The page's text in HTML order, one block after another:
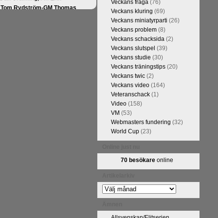
Rydström-GM Thomas
Veckans fråga(76)
Veckans kluring (69)
Veckans miniatyrparti (26)
Veckans problem(8)
Veckans schacksida(2)
Veckans slutspel (39)
Veckans studie (30)
Veckans träningstips(20)
Veckans twic(2)
Veckans video(164)
Veteranschack(1)
Video(158)
VM (53)
Webmasters fundering (32)
World Cup(23)
70 besökareonline
Artikelarkiv